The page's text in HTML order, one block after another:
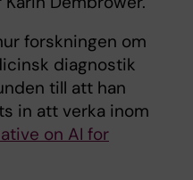
forskningen om
diagnostik
till att han
in att verka inom
on AI for